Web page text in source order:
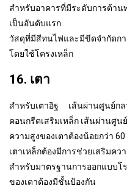
สำหรับอาคารที่มีระดับการต้าน
เป็นอันดับแรก
วัสดุที่มีสีทนไฟและมีขีดจำกัดก
โดยใช้โครงเหล็ก
16. เตา
สำหรับเตาอิฐ เส้นผ่านศูนย์
คอนกรีตเสริมเหล็ก เส้นผ่านศูน
ความสูงของเตาต้องน้อยกว่า 60
เตาเหล็กต้องมีการช่วยเสริมคว
สำหรับมาตรฐานการออกแบบโ
ของเตาต้องมีชั้นป้องกัน